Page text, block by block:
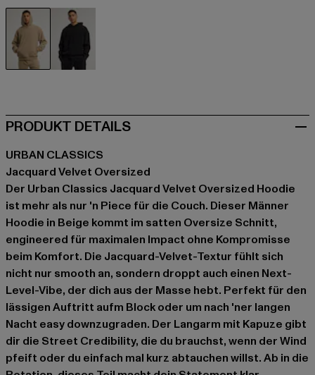
PRODUKT DETAILS
URBAN CLASSICS
Jacquard Velvet Oversized
Der Urban Classics Jacquard Velvet Oversized Hoodie
ist mehr als nur 'n Piece für die Couch. Dieser Männer
Hoodie in Beige kommt im satten Oversize Schnitt,
engineered für maximalen Impact ohne Kompromisse
beim Komfort. Die Jacquard-Velvet-Textur fühlt sich
nicht nur smooth an, sondern droppt auch einen Next-
Level-Vibe, der dich aus der Masse hebt. Perfekt für den
lässigen Auftritt aufm Block oder um nach 'ner langen
Nacht easy downzugraden. Der Langarm mit Kapuze gibt
dir die Street Credibility, die du brauchst, wenn der Wind
pfeift oder du einfach mal kurz abtauchen willst. Ab in die